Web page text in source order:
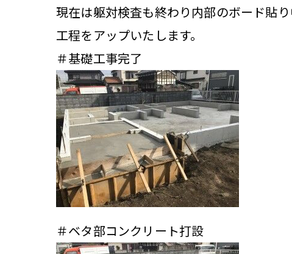
現在は躯対検査も終わり内部のボード貼
工程をアップいたします。
＃基礎工事完了
＃ベタ部コンクリート打設